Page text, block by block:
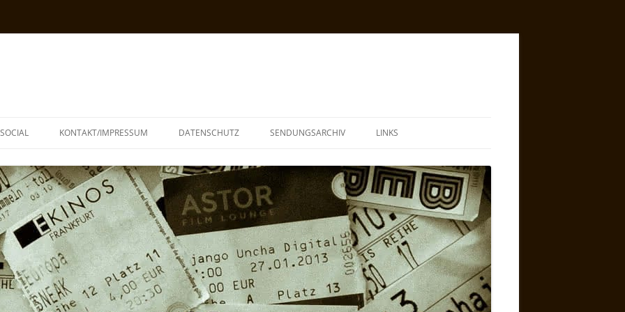
SOCIAL KONTAKT/IMPRESSUM DATENSCHUTZ SENDUNGSARCHIV LINKS